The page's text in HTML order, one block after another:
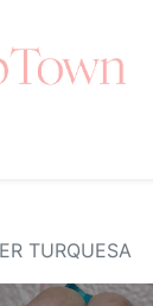
TURQUESA